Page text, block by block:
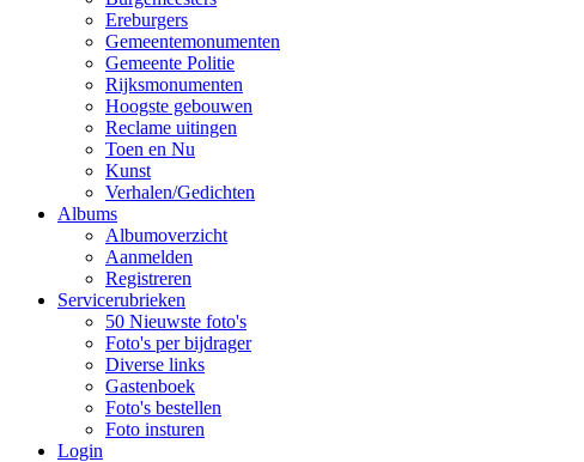
Ereburgers
Gemeentemonumenten
Gemeente Politie
Rijksmonumenten
Hoogste gebouwen
Reclame uitingen
Toen en Nu
Kunst
Verhalen/Gedichten
Albums
Albumoverzicht
Aanmelden
Registreren
Servicerubrieken
50 Nieuwste foto's
Foto's per bijdrager
Diverse links
Gastenboek
Foto's bestellen
Foto insturen
Login